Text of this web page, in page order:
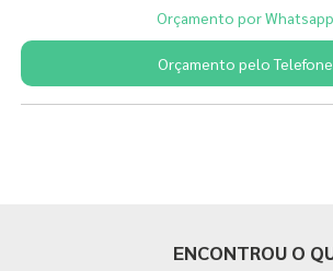
Orçamento por Whatsapp
Orçamento pelo Telefone
ENCONTROU O